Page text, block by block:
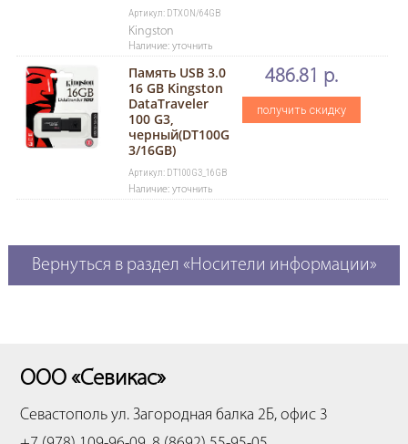
Артикул: DTXON/64GB
Kingston
Наличие: уточнить
Память USB 3.0
16 GB Kingston
DataTraveler
100 G3,
черный(DT100G
3/16GB)
Артикул: DT100G3_16GB
Наличие: уточнить
486.81 р.
получить скидку
Вернуться в раздел «Носители информации»
ООО «Севикас»
Севастополь ул. Загородная балка 2Б, офис 3